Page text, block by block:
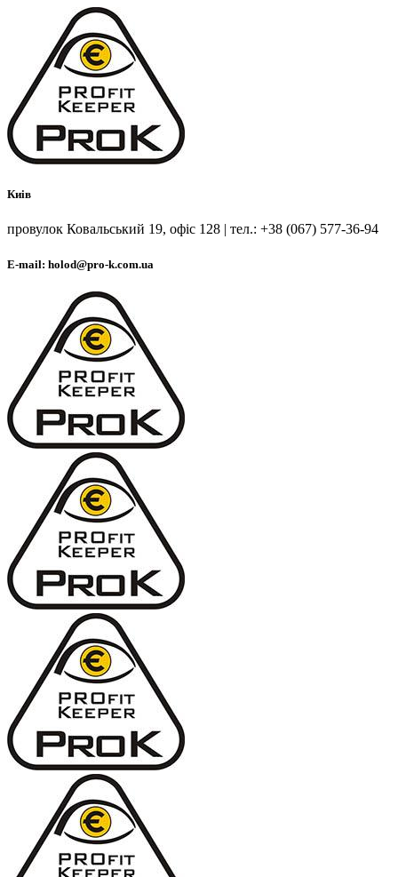
Киів
провулок Ковальський 19, офіс 128 | тел.: +38 (067) 577-36-94
E-mail: holod@pro-k.com.ua